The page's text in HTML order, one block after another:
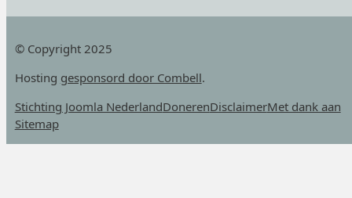
© Copyright 2025
Hosting gesponsord door Combell.
Stichting Joomla NederlandDonerenDisclaimerMet dank aan
Sitemap